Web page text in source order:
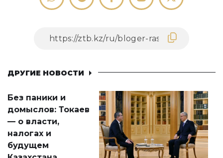
ДРУГИЕ НОВОСТИ
Без паники и
домыслов: Токаев
— о власти,
налогах и
будущем